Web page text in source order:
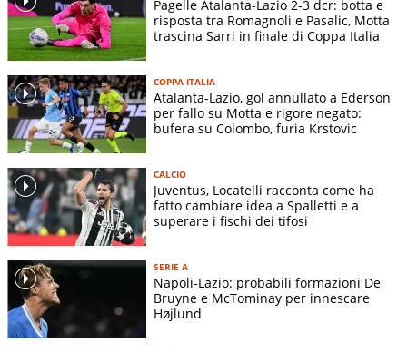
Pagelle Atalanta-Lazio 2-3 dcr: botta e
risposta tra Romagnoli e Pasalic, Motta
trascina Sarri in finale di Coppa Italia
COPPA ITALIA
Atalanta-Lazio, gol annullato a Ederson
per fallo su Motta e rigore negato:
bufera su Colombo, furia Krstovic
CALCIO
Juventus, Locatelli racconta come ha
fatto cambiare idea a Spalletti e a
superare i fischi dei tifosi
SERIE A
Napoli-Lazio: probabili formazioni De
Bruyne e McTominay per innescare
Højlund